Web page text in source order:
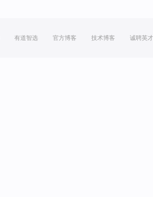
有道智选 官方博客 技术博客 诚聘英才